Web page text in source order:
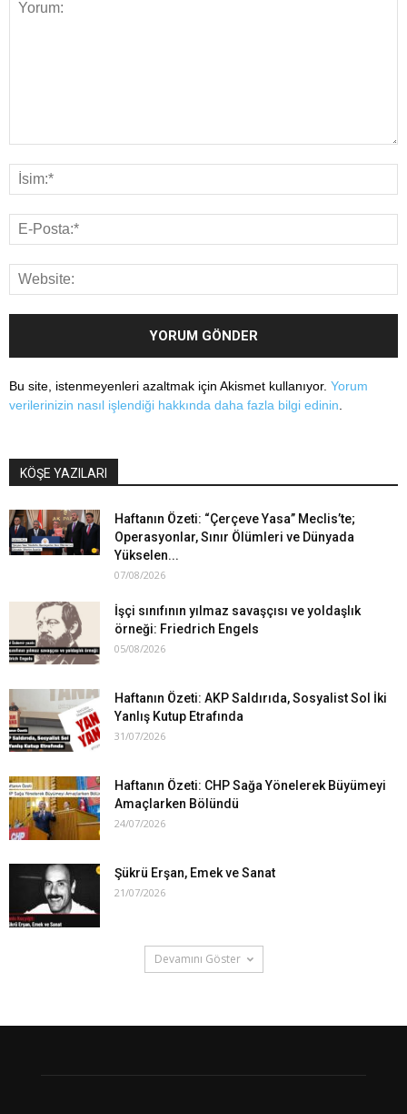
Bu site, istenmeyenleri azaltmak için Akismet kullanıyor. Yorum
verilerinizin nasıl işlendiği hakkında daha fazla bilgi edinin.
KÖŞE YAZILARI
Haftanın Özeti: “Çerçeve Yasa” Meclis’te;
Operasyonlar, Sınır Ölümleri ve Dünyada
Yükselen...
07/08/2026
İşçi sınıfının yılmaz savaşçısı ve yoldaşlık
örneği: Friedrich Engels
05/08/2026
Haftanın Özeti: AKP Saldırıda, Sosyalist Sol İki
Yanlış Kutup Etrafında
31/07/2026
Haftanın Özeti: CHP Sağa Yönelerek Büyümeyi
Amaçlarken Bölündü
24/07/2026
Şükrü Erşan, Emek ve Sanat
21/07/2026
Devamını Göster